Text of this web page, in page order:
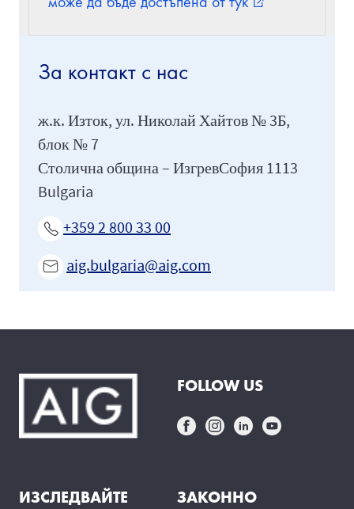
За контакт с нас
ж.к. Изток, ул. Николай Хайтов № 3Б,
блок № 7
Столична община – ИзгревСофия 1113
Bulgaria
+359 2 800 33 00
aig.bulgaria@aig.com
FOLLOW US
ИЗСЛЕДВАЙТЕ
ЗАКОННО